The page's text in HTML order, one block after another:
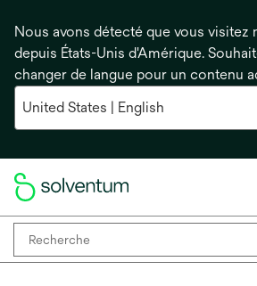
Nous avons détecté que vous visitez
depuis États-Unis d'Amérique.
changer de langue pour un contenu